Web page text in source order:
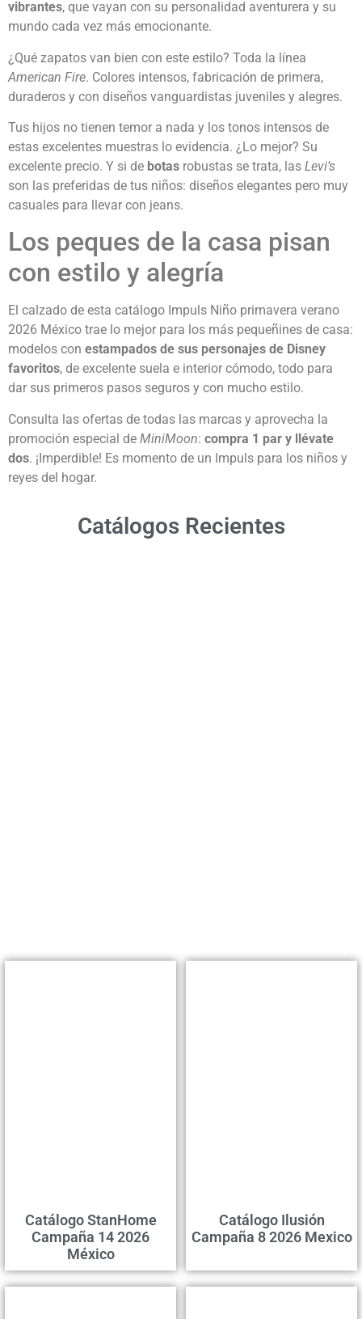
vibrantes, que vayan con su personalidad aventurera y su
mundo cada vez más emocionante.
¿Qué zapatos van bien con este estilo? Toda la línea
American Fire. Colores intensos, fabricación de primera,
duraderos y con diseños vanguardistas juveniles y alegres.
Tus hijos no tienen temor a nada y los tonos intensos de
estas excelentes muestras lo evidencia. ¿Lo mejor? Su
excelente precio. Y si de botas robustas se trata, las Levi’s
son las preferidas de tus niños: diseños elegantes pero muy
casuales para llevar con jeans.
Los peques de la casa pisan
con estilo y alegría
El calzado de esta catálogo Impuls Niño primavera verano
2026 México trae lo mejor para los más pequeñines de casa:
modelos con estampados de sus personajes de Disney
favoritos, de excelente suela e interior cómodo, todo para
dar sus primeros pasos seguros y con mucho estilo.
Consulta las ofertas de todas las marcas y aprovecha la
promoción especial de MiniMoon: compra 1 par y llévate
dos. ¡Imperdible! Es momento de un Impuls para los niños y
reyes del hogar.
Catálogos Recientes
Сatálogo StanHome
Campaña 14 2026
México
Catálogo Ilusión
Campaña 8 2026 Mexico